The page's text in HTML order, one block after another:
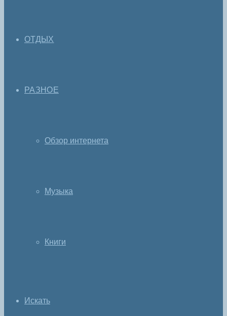
ОТДЫХ
РАЗНОЕ
Обзор интернета
Музыка
Книги
Искать